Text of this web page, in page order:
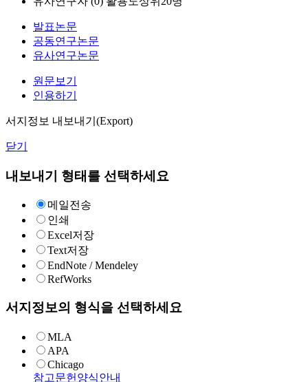
발표논문
공동연구논문
유사연구논문
원문보기
인용하기
서지정보 내보내기(Export)
닫기
내보내기 형태를 선택하세요
메일전송
인쇄
Excel저장
Text저장
EndNote / Mendeley
RefWorks
서지정보의 형식을 선택하세요
MLA
APA
Chicago
참고문헌양식안내